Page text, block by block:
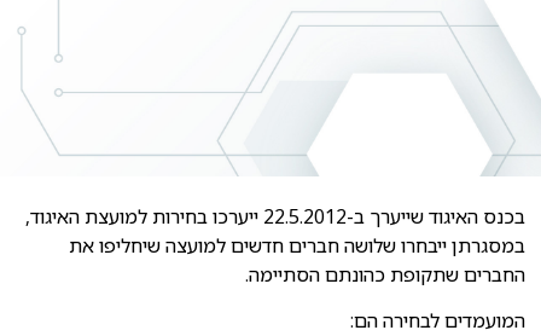
בכנס האיגוד שייערך ב-22.5.2012 ייערכו בחירות למועצת האיגוד,
במסגרתן ייבחרו שלושה חברים חדשים למועצה שיחליפו את
החברים שתקופת כהונתם הסתיימה.
המועמדים לבחירה הם: